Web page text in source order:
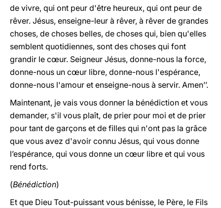
de vivre, qui ont peur d'être heureux, qui ont peur de
rêver. Jésus, enseigne-leur à rêver, à rêver de grandes
choses, de choses belles, de choses qui, bien qu'elles
semblent quotidiennes, sont des choses qui font
grandir le cœur. Seigneur Jésus, donne-nous la force,
donne-nous un cœur libre, donne-nous l'espérance,
donne-nous l'amour et enseigne-nous à servir. Amen’’.
Maintenant, je vais vous donner la bénédiction et vous
demander, s'il vous plaît, de prier pour moi et de prier
pour tant de garçons et de filles qui n'ont pas la grâce
que vous avez d'avoir connu Jésus, qui vous donne
l’espérance, qui vous donne un cœur libre et qui vous
rend forts.
(Bénédiction)
Et que Dieu Tout-puissant vous bénisse, le Père, le Fils